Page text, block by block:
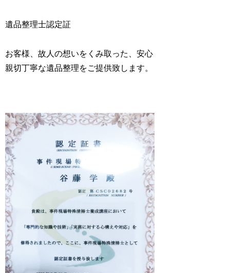
遺品整理士認定証
お客様、故人の想いをくみ取った、安心
親切丁寧な遺品整理をご提供致します。